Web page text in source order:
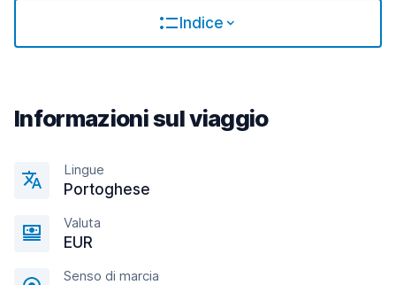
Indice
Informazioni sul viaggio
Lingue
Portoghese
Valuta
EUR
Senso di marcia